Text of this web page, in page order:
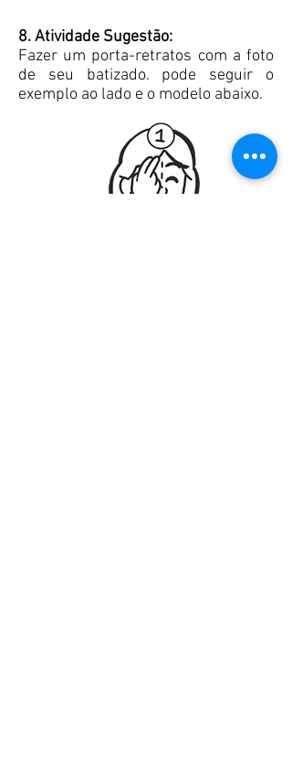
8. Atividade Sugestão:
Fazer um porta-retratos com a foto
de seu batizado. pode seguir o
exemplo ao lado e o modelo abaixo.